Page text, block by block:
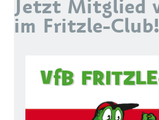
Jetzt Mitglied werden
im Fritzle-Club!